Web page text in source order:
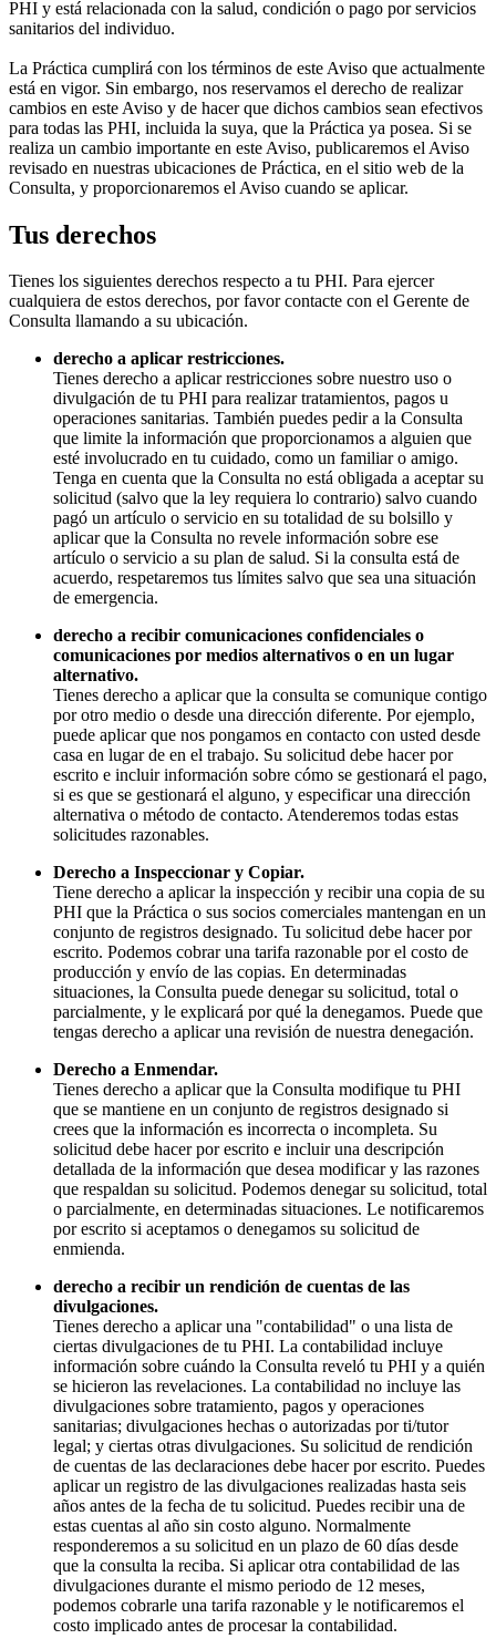
PHI y está relacionada con la salud, condición o pago por servicios
sanitarios del individuo.
La Práctica cumplirá con los términos de este Aviso que actualmente
está en vigor. Sin embargo, nos reservamos el derecho de realizar
cambios en este Aviso y de hacer que dichos cambios sean efectivos
para todas las PHI, incluida la suya, que la Práctica ya posea. Si se
realiza un cambio importante en este Aviso, publicaremos el Aviso
revisado en nuestras ubicaciones de Práctica, en el sitio web de la
Consulta, y proporcionaremos el Aviso cuando se aplicar.
Tus derechos
Tienes los siguientes derechos respecto a tu PHI. Para ejercer
cualquiera de estos derechos, por favor contacte con el Gerente de
Consulta llamando a su ubicación.
derecho a aplicar restricciones.
Tienes derecho a aplicar restricciones sobre nuestro uso o
divulgación de tu PHI para realizar tratamientos, pagos u
operaciones sanitarias. También puedes pedir a la Consulta
que limite la información que proporcionamos a alguien que
esté involucrado en tu cuidado, como un familiar o amigo.
Tenga en cuenta que la Consulta no está obligada a aceptar su
solicitud (salvo que la ley requiera lo contrario) salvo cuando
pagó un artículo o servicio en su totalidad de su bolsillo y
aplicar que la Consulta no revele información sobre ese
artículo o servicio a su plan de salud. Si la consulta está de
acuerdo, respetaremos tus límites salvo que sea una situación
de emergencia.
derecho a recibir comunicaciones confidenciales o
comunicaciones por medios alternativos o en un lugar
alternativo.
Tienes derecho a aplicar que la consulta se comunique contigo
por otro medio o desde una dirección diferente. Por ejemplo,
puede aplicar que nos pongamos en contacto con usted desde
casa en lugar de en el trabajo. Su solicitud debe hacer por
escrito e incluir información sobre cómo se gestionará el pago,
si es que se gestionará el alguno, y especificar una dirección
alternativa o método de contacto. Atenderemos todas estas
solicitudes razonables.
Derecho a Inspeccionar y Copiar.
Tiene derecho a aplicar la inspección y recibir una copia de su
PHI que la Práctica o sus socios comerciales mantengan en un
conjunto de registros designado. Tu solicitud debe hacer por
escrito. Podemos cobrar una tarifa razonable por el costo de
producción y envío de las copias. En determinadas
situaciones, la Consulta puede denegar su solicitud, total o
parcialmente, y le explicará por qué la denegamos. Puede que
tengas derecho a aplicar una revisión de nuestra denegación.
Derecho a Enmendar.
Tienes derecho a aplicar que la Consulta modifique tu PHI
que se mantiene en un conjunto de registros designado si
crees que la información es incorrecta o incompleta. Su
solicitud debe hacer por escrito e incluir una descripción
detallada de la información que desea modificar y las razones
que respaldan su solicitud. Podemos denegar su solicitud, total
o parcialmente, en determinadas situaciones. Le notificaremos
por escrito si aceptamos o denegamos su solicitud de
enmienda.
derecho a recibir un rendición de cuentas de las
divulgaciones.
Tienes derecho a aplicar una "contabilidad" o una lista de
ciertas divulgaciones de tu PHI. La contabilidad incluye
información sobre cuándo la Consulta reveló tu PHI y a quién
se hicieron las revelaciones. La contabilidad no incluye las
divulgaciones sobre tratamiento, pagos y operaciones
sanitarias; divulgaciones hechas o autorizadas por ti/tutor
legal; y ciertas otras divulgaciones. Su solicitud de rendición
de cuentas de las declaraciones debe hacer por escrito. Puedes
aplicar un registro de las divulgaciones realizadas hasta seis
años antes de la fecha de tu solicitud. Puedes recibir una de
estas cuentas al año sin costo alguno. Normalmente
responderemos a su solicitud en un plazo de 60 días desde
que la consulta la reciba. Si aplicar otra contabilidad de las
divulgaciones durante el mismo periodo de 12 meses,
podemos cobrarle una tarifa razonable y le notificaremos el
costo implicado antes de procesar la contabilidad.